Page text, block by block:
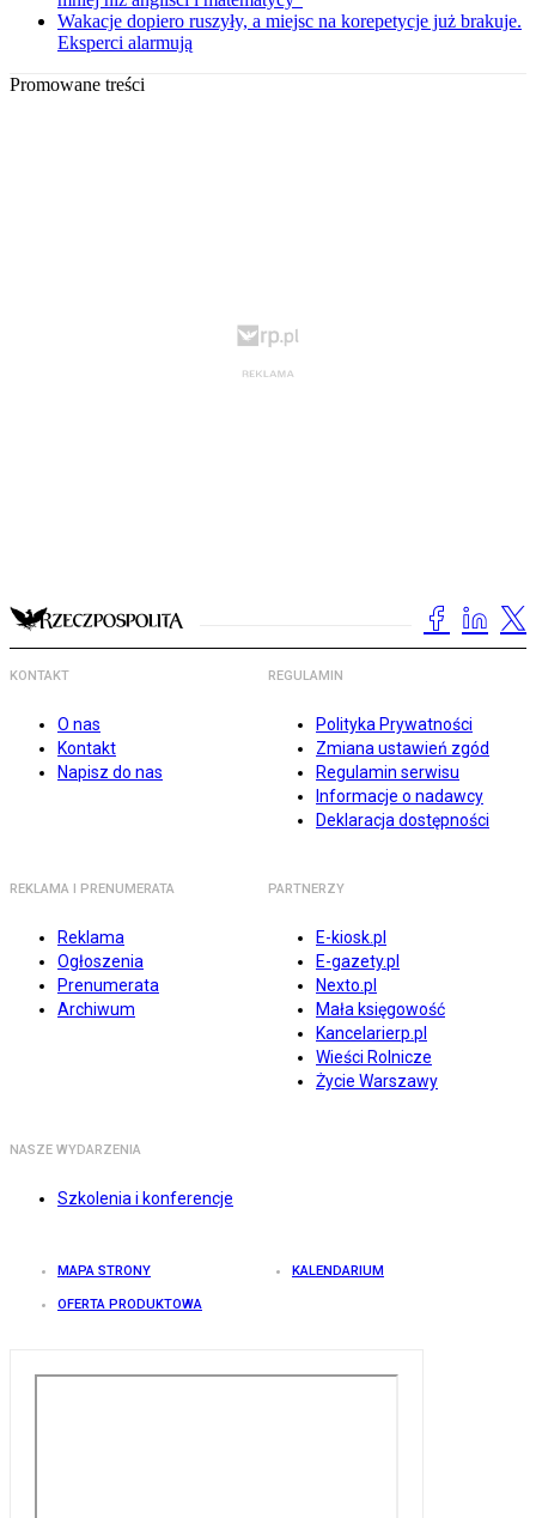
Wakacje dopiero ruszyły, a miejsc na korepetycje już brakuje.
Eksperci alarmują
Promowane treści
KONTAKT
O nas
Kontakt
Napisz do nas
REGULAMIN
Polityka Prywatności
Zmiana ustawień zgód
Regulamin serwisu
Informacje o nadawcy
Deklaracja dostępności
REKLAMA I PRENUMERATA
Reklama
Ogłoszenia
Prenumerata
Archiwum
PARTNERZY
E-kiosk.pl
E-gazety.pl
Nexto.pl
Mała księgowość
Kancelarierp.pl
Wieści Rolnicze
Życie Warszawy
NASZE WYDARZENIA
Szkolenia i konferencje
MAPA STRONY KALENDARIUM
OFERTA PRODUKTOWA